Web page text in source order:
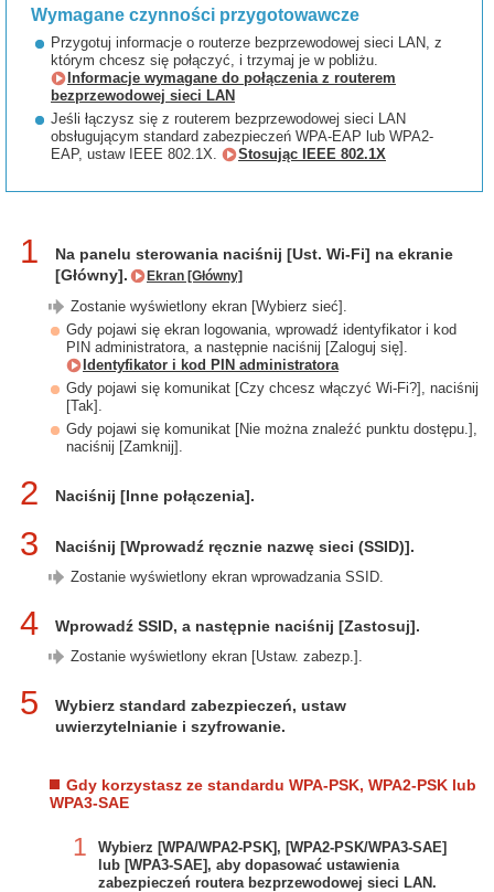
Wymagane czynności przygotowawcze
Przygotuj informacje o routerze bezprzewodowej sieci LAN, z
którym chcesz się połączyć, i trzymaj je w pobliżu.
Informacje wymagane do połączenia z routerem
bezprzewodowej sieci LAN
Jeśli łączysz się z routerem bezprzewodowej sieci LAN
obsługującym standard zabezpieczeń WPA-EAP lub WPA2-
EAP, ustaw IEEE 802.1X.
Stosując IEEE 802.1X
1
Na panelu sterowania naciśnij [Ust. Wi-Fi] na ekranie
[Główny].
Ekran [Główny]
Zostanie wyświetlony ekran [Wybierz sieć].
Gdy pojawi się ekran logowania, wprowadź identyfikator i kod
PIN administratora, a następnie naciśnij [Zaloguj się].
Identyfikator i kod PIN administratora
Gdy pojawi się komunikat [Czy chcesz włączyć Wi-Fi?], naciśnij
[Tak].
Gdy pojawi się komunikat [Nie można znaleźć punktu dostępu.],
naciśnij [Zamknij].
2 Naciśnij [Inne połączenia].
3 Naciśnij [Wprowadź ręcznie nazwę sieci (SSID)].
Zostanie wyświetlony ekran wprowadzania SSID.
4 Wprowadź SSID, a następnie naciśnij [Zastosuj].
Zostanie wyświetlony ekran [Ustaw. zabezp.].
5
Wybierz standard zabezpieczeń, ustaw
uwierzytelnianie i szyfrowanie.
Gdy korzystasz ze standardu WPA-PSK, WPA2-PSK lub
WPA3-SAE
1
Wybierz [WPA/WPA2-PSK], [WPA2-PSK/WPA3-SAE]
lub [WPA3-SAE], aby dopasować ustawienia
zabezpieczeń routera bezprzewodowej sieci LAN.